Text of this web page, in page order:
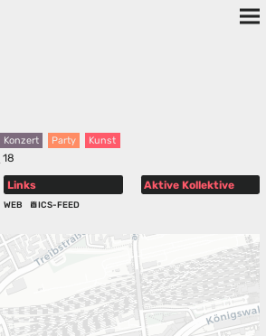
Konzert Party Kunst
18
Links
WEB ICS-FEED
Aktive Kollektive